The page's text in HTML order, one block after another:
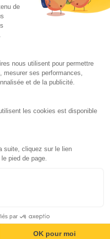
Code moto
Réserver une session